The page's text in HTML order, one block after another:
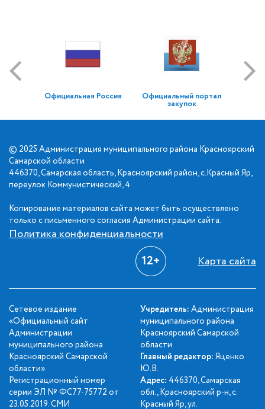
Официальная Россия Официальный портал
закупок
© 2025 Администрация муниципального района Красноярский
Самарской области
446370, Самарская область, Красноярский район, с.Красный Яр,
переулок Коммунистический, 4
Копирование материалов сайта может быть осуществлено
только с письменного согласия Администрации сайта.
Политика конфиденциальности
12+ Карта сайта
Сетевое издание
«Официальный сайт
Администрации
муниципального района
Красноярский Самарской
области».
Регистрационный номер
серии ЭЛ № ФС77-75772 от
23.05.2019. СМИ
Учредитель: Администрация
муниципального района
Красноярский Самарской
области
Главный редактор: Яценко
Ю.В.
Адрес: 446370, Самарская
обл., Красноярский р-н, с.
Красный Яр, ул.